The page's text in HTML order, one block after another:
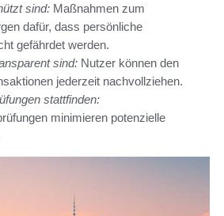
sind: Maßnahmen zum
dafür, dass persönliche
gefährdet werden.
sind: Nutzer können den
jederzeit nachvollziehen.
stattfinden:
minimieren potenzielle